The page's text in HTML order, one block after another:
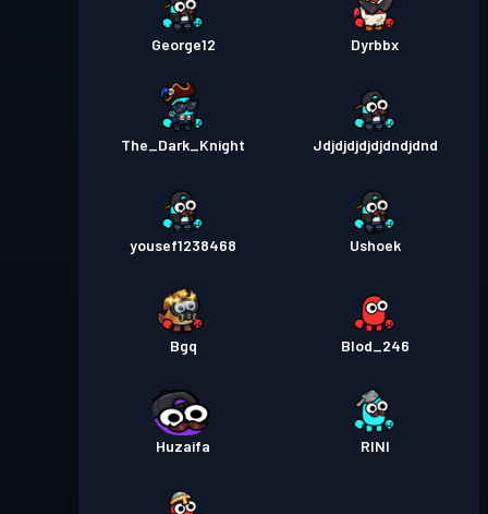
George12 Dyrbbx
The_Dark_Knight Jdjdjdjdjdjdndjdnd
yousef1238468 Ushoek
Bgq Blod_246
Huzaifa RINI